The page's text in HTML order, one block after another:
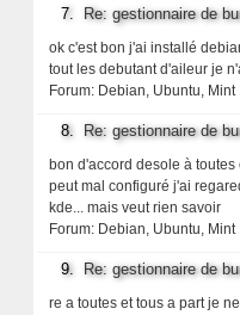
7. Re: gestionnaire de
ok c'est bon j'ai installé
tout les debutant d'aileur je
Forum: Debian, Ubuntu, Mint
8. Re: gestionnaire de
bon d'accord desole à
peut mal configuré j'ai
kde... mais veut rien savoir
Forum: Debian, Ubuntu, Mint
9. Re: gestionnaire de
re a toutes et tous a part je